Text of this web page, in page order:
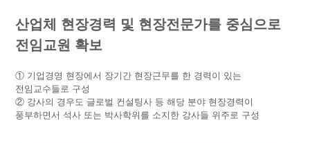
산업체 현장경력 및 현장전문가를 중심으로
전임교원 확보
① 기업경영 현장에서 장기간 현장근무를 한 경력이 있는
전임교수들로 구성
② 강사의 경우도 글로벌 컨설팅사 등 해당 분야 현장경력이
풍부하면서 석사 또는 박사학위를 소지한 강사들 위주로 구성